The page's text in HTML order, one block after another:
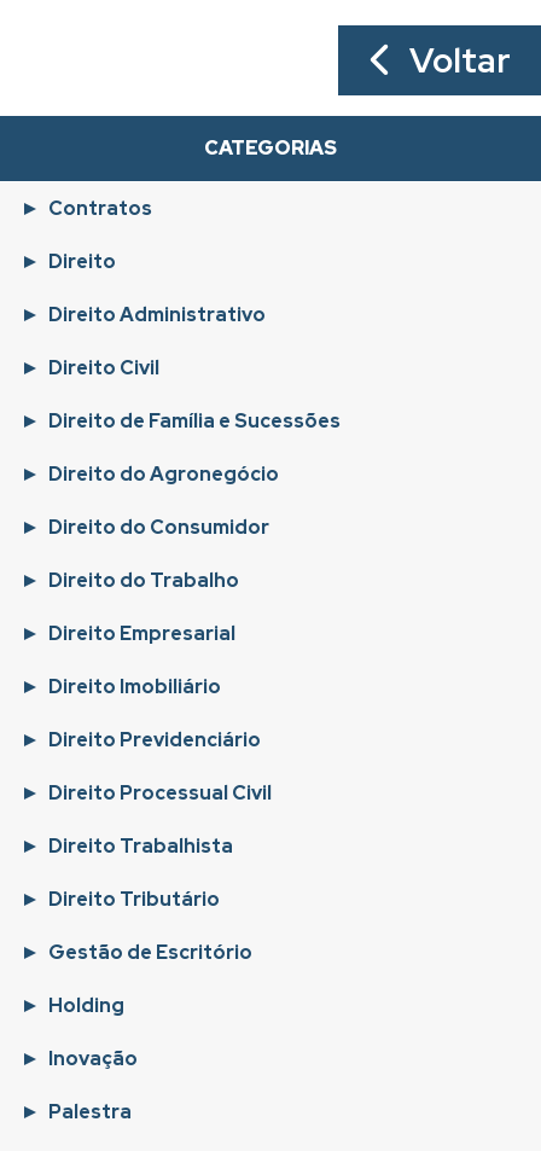
Voltar
CATEGORIAS
Contratos
Direito
Direito Administrativo
Direito Civil
Direito de Família e Sucessões
Direito do Agronegócio
Direito do Consumidor
Direito do Trabalho
Direito Empresarial
Direito Imobiliário
Direito Previdenciário
Direito Processual Civil
Direito Trabalhista
Direito Tributário
Gestão de Escritório
Holding
Inovação
Palestra